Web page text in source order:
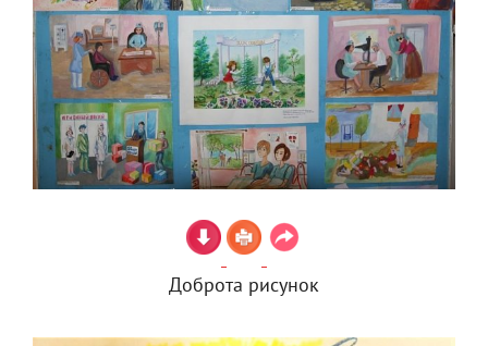
Доброта рисунок